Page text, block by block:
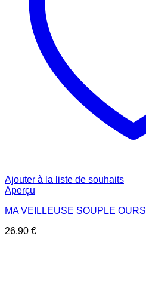
Ajouter à la liste de souhaits
Aperçu
MA VEILLEUSE SOUPLE OURS
26.90 €